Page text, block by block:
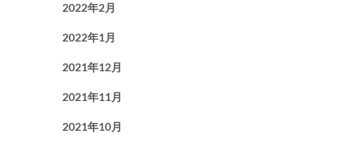
2022年2月
2022年1月
2021年12月
2021年11月
2021年10月